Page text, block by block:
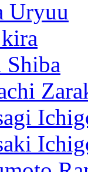
Uryuu
Shiba